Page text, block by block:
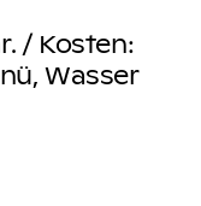
/ Kosten:
Wasser